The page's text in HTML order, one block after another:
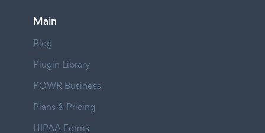
Main
Blog
Plugin Library
POWR Business
Plans & Pricing
HIPAA Forms